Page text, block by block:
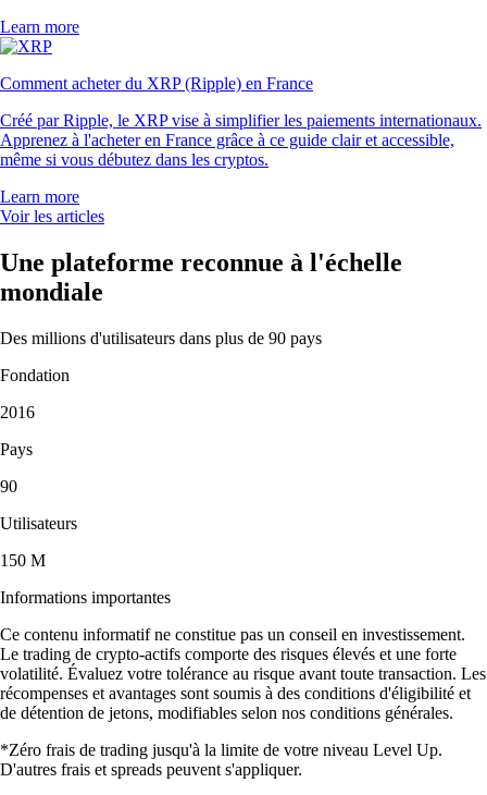
Learn more
Comment acheter du XRP (Ripple) en France
Créé par Ripple, le XRP vise à simplifier les paiements internationaux.
Apprenez à l'acheter en France grâce à ce guide clair et accessible,
même si vous débutez dans les cryptos.
Learn more
Voir les articles
Une plateforme reconnue à l'échelle
mondiale
Des millions d'utilisateurs dans plus de 90 pays
Fondation
2016
Pays
90
Utilisateurs
150 M
Informations importantes
Ce contenu informatif ne constitue pas un conseil en investissement.
Le trading de crypto-actifs comporte des risques élevés et une forte
volatilité. Évaluez votre tolérance au risque avant toute transaction. Les
récompenses et avantages sont soumis à des conditions d'éligibilité et
de détention de jetons, modifiables selon nos conditions générales.
*Zéro frais de trading jusqu'à la limite de votre niveau Level Up.
D'autres frais et spreads peuvent s'appliquer.